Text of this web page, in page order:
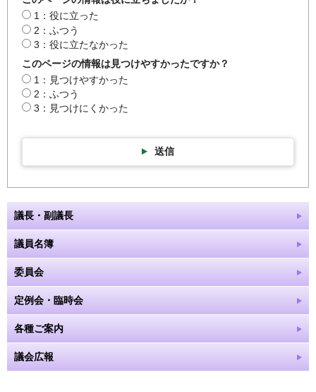
1：役に立った
2：ふつう
3：役に立たなかった
このページの情報は見つけやすかったですか？
1：見つけやすかった
2：ふつう
3：見つけにくかった
送信
議長・副議長
議員名簿
委員会
定例会・臨時会
各種ご案内
議会広報